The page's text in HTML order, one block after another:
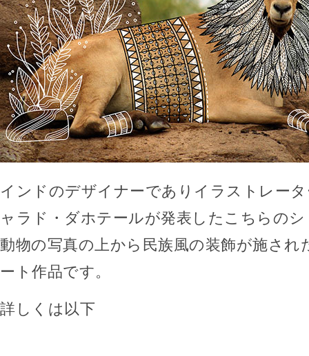
インドのデザイナーでありイラストレー
ャラド・ダホテールが発表したこちらの
動物の写真の上から民族風の装飾が施され
ート作品です。
詳しくは以下